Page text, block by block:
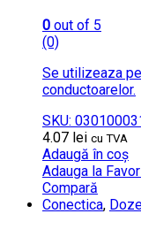
0 out of 5
(0)
Se utilizeaza
conductoarelor.
SKU:
4.07 lei cu TVA
Adaugă în coș
Adauga la
Compară
Conectica,